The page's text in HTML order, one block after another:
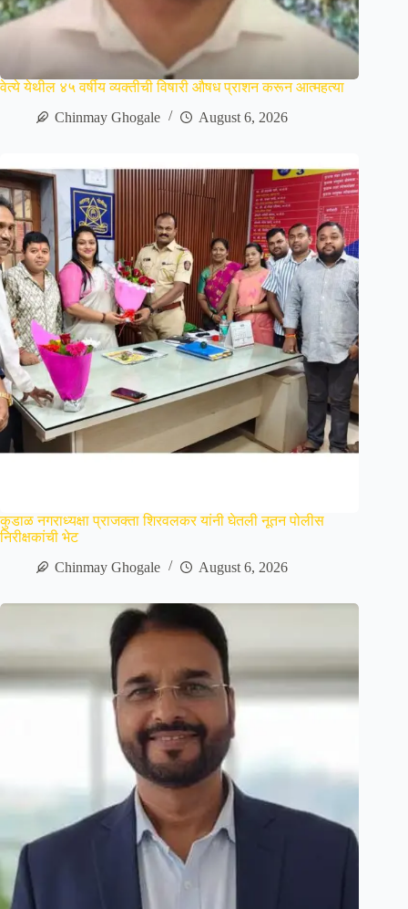
वेत्ये येथील ४५ वर्षीय व्यक्तीची विषारी औषध प्राशन करून आत्महत्या
Chinmay Ghogale
August 6, 2026
कुडाळ नगराध्यक्षा प्राजक्ता शिरवलकर यांनी घेतली नूतन पोलीस
निरीक्षकांची भेट
Chinmay Ghogale
August 6, 2026